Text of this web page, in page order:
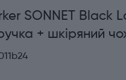
SONNET Black
+ шкіряний